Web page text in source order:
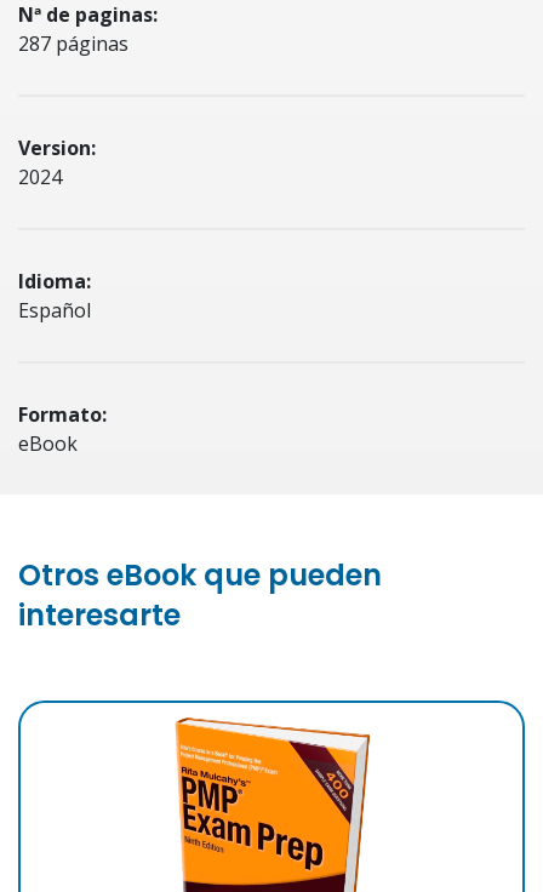
Nª de paginas:
287 páginas
Version:
2024
Idioma:
Español
Formato:
eBook
Otros eBook que pueden
interesarte